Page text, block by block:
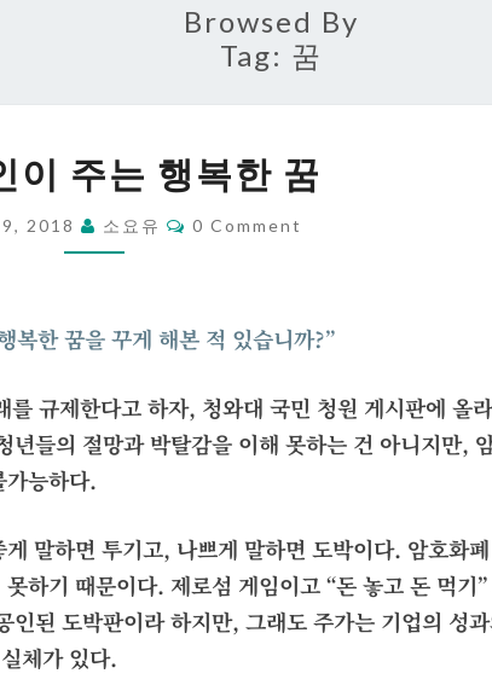
Browsed By
Tag: 꿈
트
코
인
주
는
행
복
이 주는 행복한 꿈
2018 소요유 Comments
0 Comment
복한 꿈을 꾸게 해본 적 있습니까?”
규제한다고 하자, 청와대 국민 청원 게시판에 올
들의 절망과 박탈감을 이해 못하는 건 아니지만,
능하다.
말하면 투기고, 나쁘게 말하면 도박이다. 암호화
하기 때문이다. 제로섬 게임이고 “돈 놓고 돈 먹기
인된 도박판이라 하지만, 그래도 주가는 기업의 성
체가 있다.